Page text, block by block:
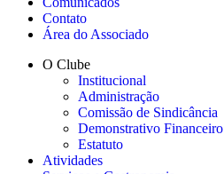
Contato
Área do Associado
O Clube
Institucional
Administração
Comissão de Sindicância
Demonstrativo Financeiro
Estatuto
Atividades